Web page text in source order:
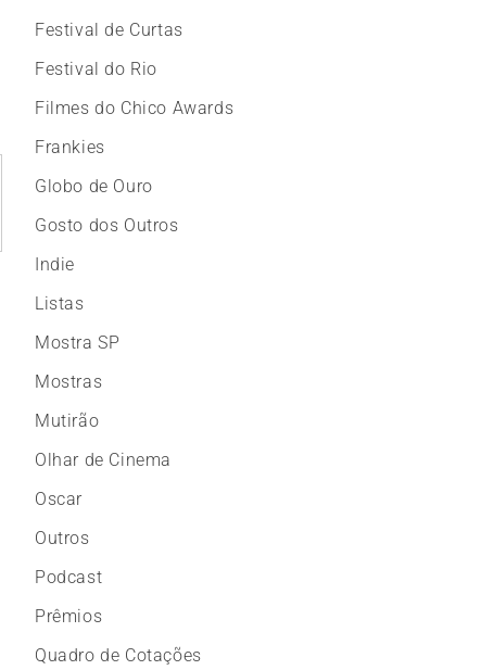
Festival de Curtas
Festival do Rio
Filmes do Chico Awards
Frankies
Globo de Ouro
Gosto dos Outros
Indie
Listas
Mostra SP
Mostras
Mutirão
Olhar de Cinema
Oscar
Outros
Podcast
Prêmios
Quadro de Cotações